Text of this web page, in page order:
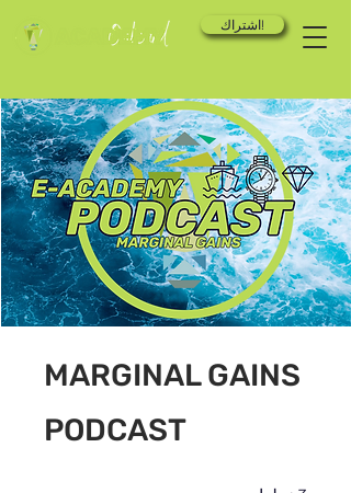
اشتراك!
MARGINAL GAINS
PODCAST